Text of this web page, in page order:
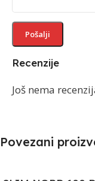
Recenzije
Još nema
Povezani